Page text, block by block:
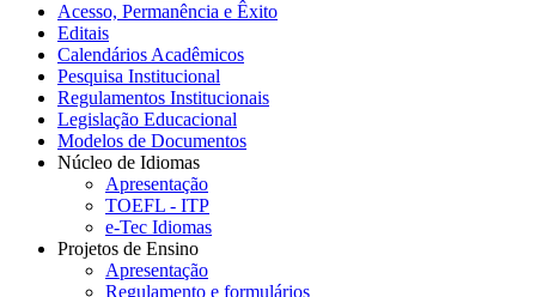
Acesso, Permanência e Êxito
Editais
Calendários Acadêmicos
Pesquisa Institucional
Regulamentos Institucionais
Legislação Educacional
Modelos de Documentos
Núcleo de Idiomas
Apresentação
TOEFL - ITP
e-Tec Idiomas
Projetos de Ensino
Apresentação
Regulamento e formulários